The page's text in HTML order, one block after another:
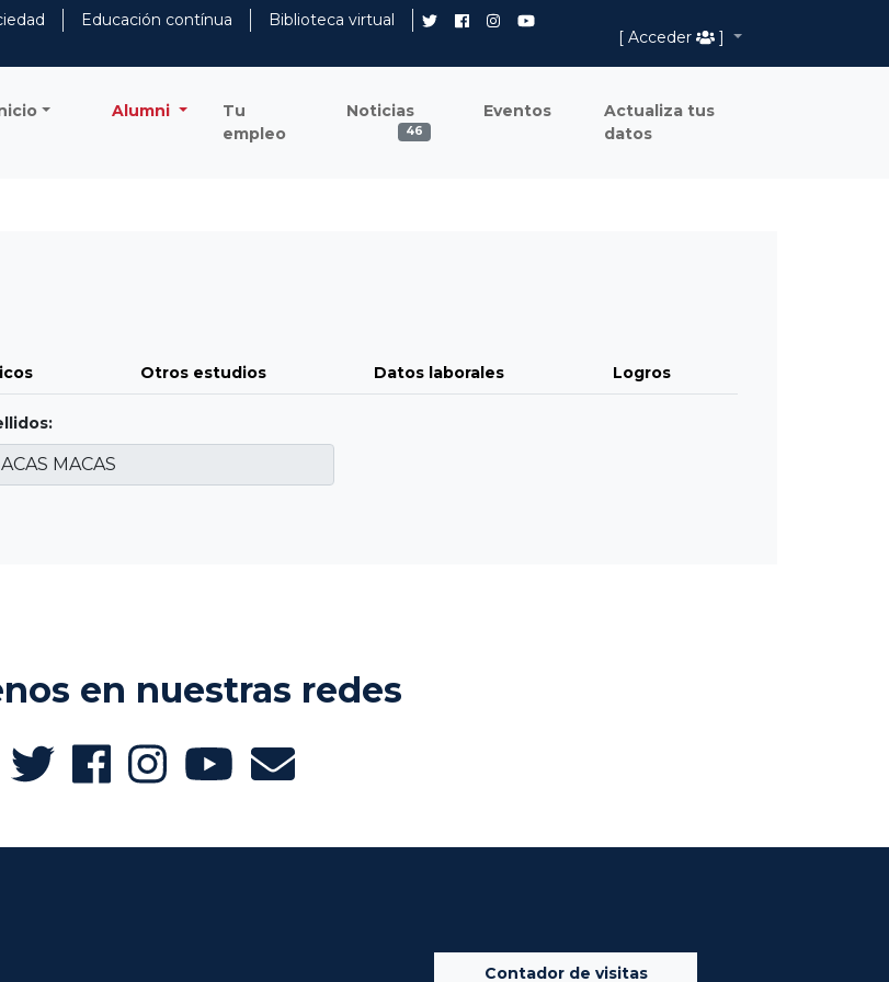
Educación contínua
Biblioteca virtual
[ Acceder
]
Alumni
Tu
empleo
Noticias
46
Eventos
Actualiza tus
datos
Otros estudios Datos laborales Logros
en nuestras redes
Contador de visitas